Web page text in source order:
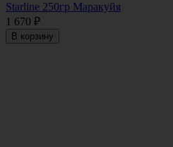
Starline 250гр Маракуйя
1 670 ₽
В корзину